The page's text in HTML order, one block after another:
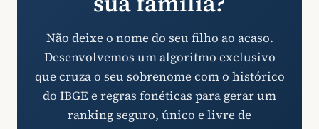
Não deixe o nome do seu filho ao acaso.
Desenvolvemos um algoritmo exclusivo
que cruza o seu sobrenome com o histórico
do IBGE e regras fonéticas para gerar um
ranking seguro, único e livre de